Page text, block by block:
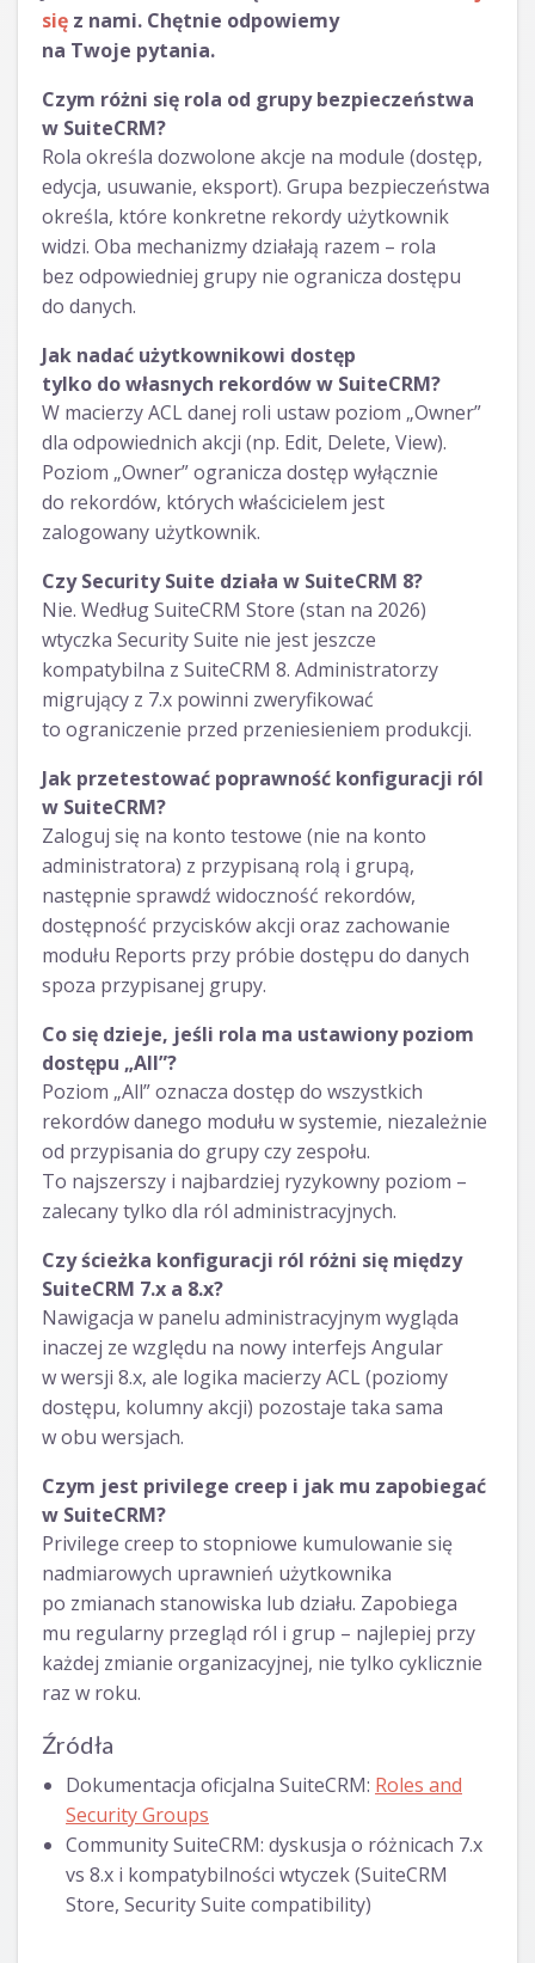
się z nami. Chętnie odpowiemy
na Twoje pytania.
Czym różni się rola od grupy bezpieczeństwa
w SuiteCRM?
Rola określa dozwolone akcje na module (dostęp,
edycja, usuwanie, eksport). Grupa bezpieczeństwa
określa, które konkretne rekordy użytkownik
widzi. Oba mechanizmy działają razem – rola
bez odpowiedniej grupy nie ogranicza dostępu
do danych.
Jak nadać użytkownikowi dostęp
tylko do własnych rekordów w SuiteCRM?
W macierzy ACL danej roli ustaw poziom „Owner”
dla odpowiednich akcji (np. Edit, Delete, View).
Poziom „Owner” ogranicza dostęp wyłącznie
do rekordów, których właścicielem jest
zalogowany użytkownik.
Czy Security Suite działa w SuiteCRM 8?
Nie. Według SuiteCRM Store (stan na 2026)
wtyczka Security Suite nie jest jeszcze
kompatybilna z SuiteCRM 8. Administratorzy
migrujący z 7.x powinni zweryfikować
to ograniczenie przed przeniesieniem produkcji.
Jak przetestować poprawność konfiguracji ról
w SuiteCRM?
Zaloguj się na konto testowe (nie na konto
administratora) z przypisaną rolą i grupą,
następnie sprawdź widoczność rekordów,
dostępność przycisków akcji oraz zachowanie
modułu Reports przy próbie dostępu do danych
spoza przypisanej grupy.
Co się dzieje, jeśli rola ma ustawiony poziom
dostępu „All”?
Poziom „All” oznacza dostęp do wszystkich
rekordów danego modułu w systemie, niezależnie
od przypisania do grupy czy zespołu.
To najszerszy i najbardziej ryzykowny poziom –
zalecany tylko dla ról administracyjnych.
Czy ścieżka konfiguracji ról różni się między
SuiteCRM 7.x a 8.x?
Nawigacja w panelu administracyjnym wygląda
inaczej ze względu na nowy interfejs Angular
w wersji 8.x, ale logika macierzy ACL (poziomy
dostępu, kolumny akcji) pozostaje taka sama
w obu wersjach.
Czym jest privilege creep i jak mu zapobiegać
w SuiteCRM?
Privilege creep to stopniowe kumulowanie się
nadmiarowych uprawnień użytkownika
po zmianach stanowiska lub działu. Zapobiega
mu regularny przegląd ról i grup – najlepiej przy
każdej zmianie organizacyjnej, nie tylko cyklicznie
raz w roku.
Źródła
Dokumentacja oficjalna SuiteCRM: Roles and
Security Groups
Community SuiteCRM: dyskusja o różnicach 7.x
vs 8.x i kompatybilności wtyczek (SuiteCRM
Store, Security Suite compatibility)